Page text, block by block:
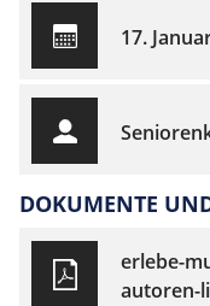
17.
DOKUMENTE
erlebe-
autoren-